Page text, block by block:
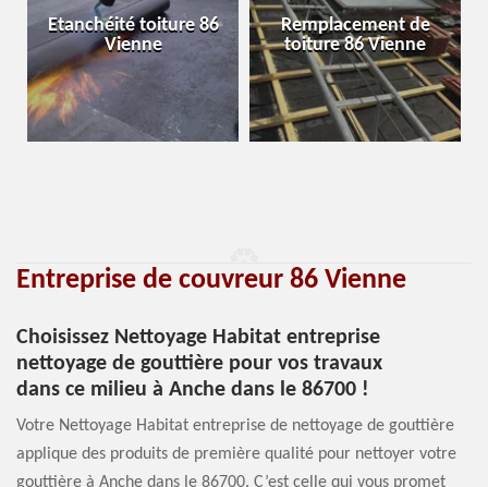
Etanchéité toiture 86
Vienne
Remplacement de
toiture 86 Vienne
Entreprise de couvreur 86 Vienne
Choisissez Nettoyage Habitat entreprise
nettoyage de gouttière pour vos travaux
dans ce milieu à Anche dans le 86700 !
Votre Nettoyage Habitat entreprise de nettoyage de gouttière
applique des produits de première qualité pour nettoyer votre
gouttière à Anche dans le 86700. C’est celle qui vous promet